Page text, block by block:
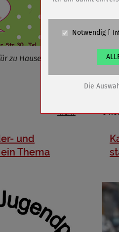
zu Hause vor
mehr
und
Thema
Cookie Name
Cookie Laufzeit
Notwendig
Die